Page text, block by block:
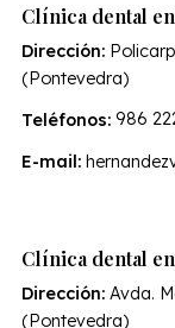
Clínica dental
Dirección:
(Pontevedra)
Teléfonos: 986
E-mail:
Clínica dental
Dirección: Avda.
(Pontevedra)